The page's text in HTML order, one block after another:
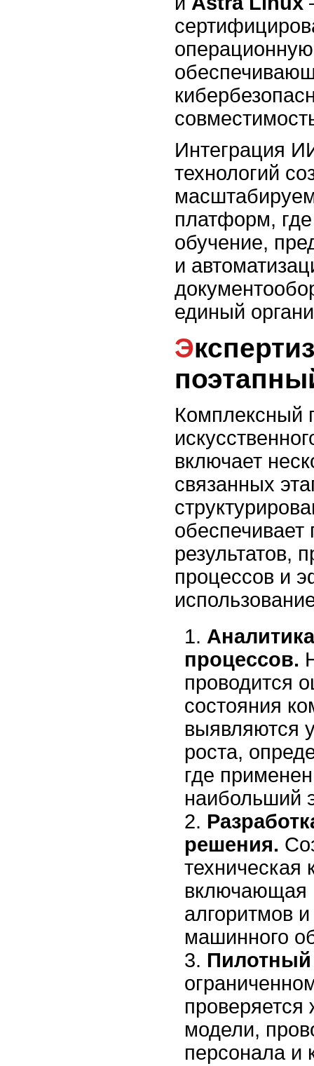
Интеграция
технологий
платформ,
обучение,
и
единый
Экспертиза внедрения:
Комплексный
включает
связанных
обеспечивает
результатов,
процессов и
процессов.
проводится
состояния
выявляются
роста,
где
наибольший
решения.
техническая
включающая
алгоритмов
машинного
Пилотный
проверяется
модели,
персонала и